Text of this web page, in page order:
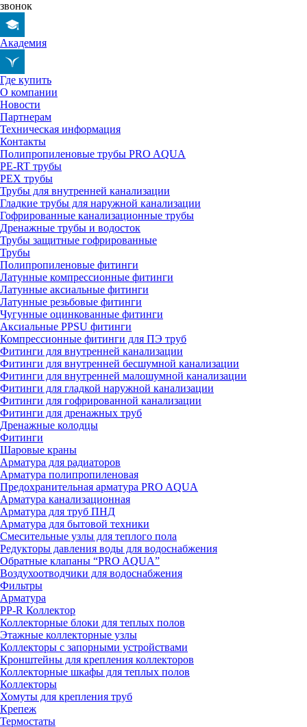
звонок
Академия
Где купить
О компании
Новости
Партнерам
Техническая информация
Контакты
Полипропиленовые трубы PRO AQUA
PE-RT трубы
PEX трубы
Трубы для внутренней канализации
Гладкие трубы для наружной канализации
Гофрированные канализационные трубы
Дренажные трубы и водосток
Трубы защитные гофрированные
Трубы
Полипропиленовые фитинги
Латунные компрессионные фитинги
Латунные аксиальные фитинги
Латунные резьбовые фитинги
Чугунные оцинкованные фитинги
Аксиальные PPSU фитинги
Компрессионные фитинги для ПЭ труб
Фитинги для внутренней канализации
Фитинги для внутренней бесшумной канализации
Фитинги для внутренней малошумной канализации
Фитинги для гладкой наружной канализации
Фитинги для гофрированной канализации
Фитинги для дренажных труб
Дренажные колодцы
Фитинги
Шаровые краны
Арматура для радиаторов
Арматура полипропиленовая
Предохранительная арматура PRO AQUA
Арматура канализационная
Арматура для труб ПНД
Арматура для бытовой техники
Смесительные узлы для теплого пола
Редукторы давления воды для водоснабжения
Обратные клапаны “PRO AQUA”
Воздухоотводчики для водоснабжения
Фильтры
Арматура
PP-R Коллектор
Коллекторные блоки для теплых полов
Этажные коллекторные узлы
Коллекторы с запорными устройствами
Кронштейны для крепления коллекторов
Коллекторные шкафы для теплых полов
Коллекторы
Хомуты для крепления труб
Крепеж
Термостаты